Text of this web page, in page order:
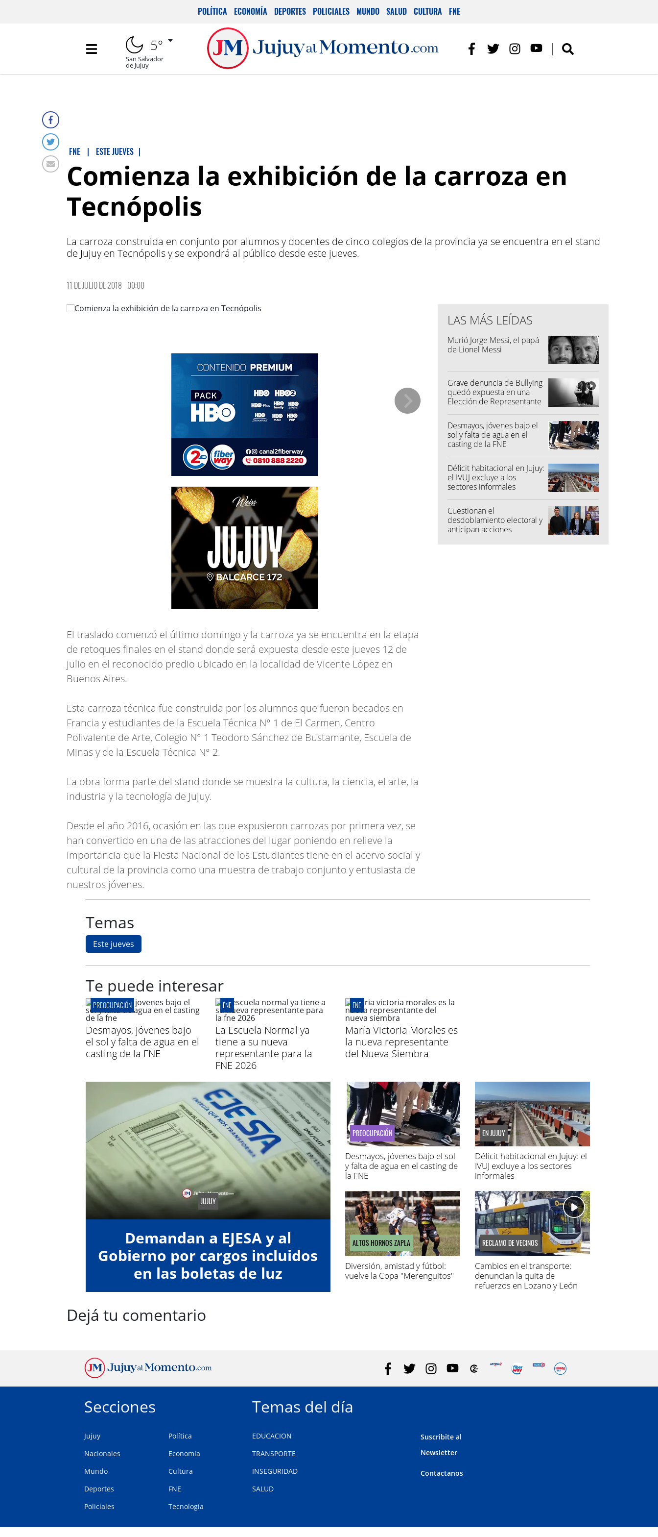
POLÍTICA ECONOMÍA DEPORTES POLICIALES MUNDO SALUD CULTURA FNE
5°
San Salvador
de Jujuy
FNE | ESTE JUEVES |
Comienza la exhibición de la carroza en
Tecnópolis
La carroza construida en conjunto por alumnos y docentes de cinco colegios de la provincia ya se encuentra en el stand
de Jujuy en Tecnópolis y se expondrá al público desde este jueves.
11 DE JULIO DE 2018 - 00:00
El traslado comenzó el último domingo y la carroza ya se encuentra en la etapa
de retoques finales en el stand donde será expuesta desde este jueves 12 de
julio en el reconocido predio ubicado en la localidad de Vicente López en
Buenos Aires.
Esta carroza técnica fue construida por los alumnos que fueron becados en
Francia y estudiantes de la Escuela Técnica N° 1 de El Carmen, Centro
Polivalente de Arte, Colegio N° 1 Teodoro Sánchez de Bustamante, Escuela de
Minas y de la Escuela Técnica N° 2.
La obra forma parte del stand donde se muestra la cultura, la ciencia, el arte, la
industria y la tecnología de Jujuy.
Desde el año 2016, ocasión en las que expusieron carrozas por primera vez, se
han convertido en una de las atracciones del lugar poniendo en relieve la
importancia que la Fiesta Nacional de los Estudiantes tiene en el acervo social y
cultural de la provincia como una muestra de trabajo conjunto y entusiasta de
nuestros jóvenes.
LAS MÁS LEÍDAS
Murió Jorge Messi, el papá
de Lionel Messi
Grave denuncia de Bullying
quedó expuesta en una
Elección de Representante
Desmayos, jóvenes bajo el
sol y falta de agua en el
casting de la FNE
Déficit habitacional en Jujuy:
el IVUJ excluye a los
sectores informales
Cuestionan el
desdoblamiento electoral y
anticipan acciones
Temas
Este jueves
Te puede interesar
PREOCUPACIÓN
Desmayos, jóvenes bajo
el sol y falta de agua en el
casting de la FNE
FNE
La Escuela Normal ya
tiene a su nueva
representante para la
FNE 2026
FNE
María Victoria Morales es
la nueva representante
del Nueva Siembra
JUJUY
Demandan a EJESA y al
Gobierno por cargos incluidos
en las boletas de luz
PREOCUPACIÓN
Desmayos, jóvenes bajo el sol
y falta de agua en el casting de
la FNE
EN JUJUY
Déficit habitacional en Jujuy: el
IVUJ excluye a los sectores
informales
ALTOS HORNOS ZAPLA
Diversión, amistad y fútbol:
vuelve la Copa "Merenguitos"
RECLAMO DE VECINOS
Cambios en el transporte:
denuncian la quita de
refuerzos en Lozano y León
Dejá tu comentario
Secciones
Jujuy
Nacionales
Mundo
Deportes
Policiales
Política
Economía
Cultura
FNE
Tecnología
Temas del día
EDUCACION
TRANSPORTE
INSEGURIDAD
SALUD
Suscribite al
Newsletter
Contactanos